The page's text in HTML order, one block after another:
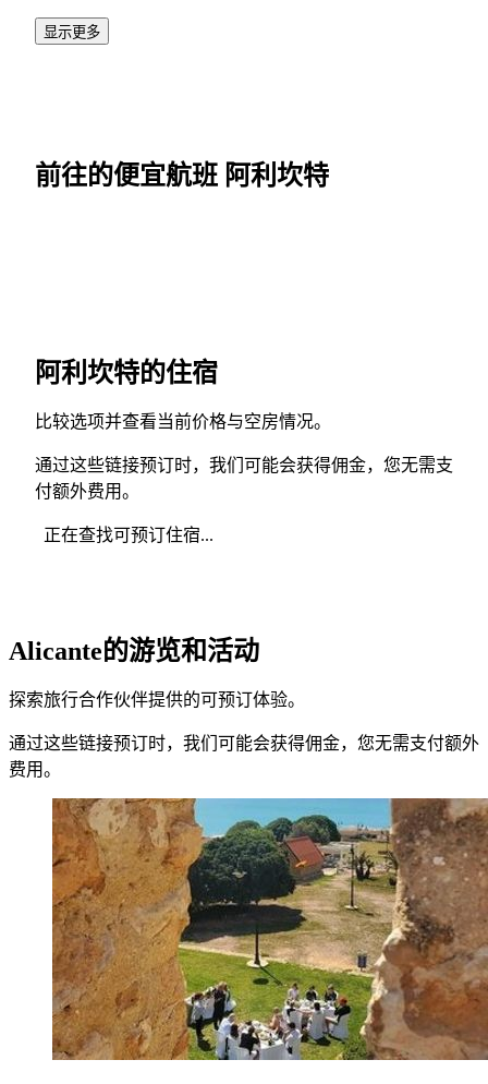
显示更多
前往的便宜航班 阿利坎特
阿利坎特的住宿
比较选项并查看当前价格与空房情况。
通过这些链接预订时，我们可能会获得佣金，您无需支
付额外费用。
正在查找可预订住宿...
Alicante的游览和活动
探索旅行合作伙伴提供的可预订体验。
通过这些链接预订时，我们可能会获得佣金，您无需支付额外
费用。